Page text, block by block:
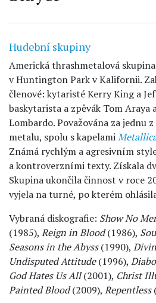
Hudební skupiny
Americká thrashmetalová
v Huntington Park v Kalifornii.
členové: kytaristé Kerry King a
baskytarista a zpěvák Tom Araya
Lombardo. Považována za jednu
metalu, spolu s kapelami
Známá rychlým a agresivním
a kontroverzními texty. Získala
Skupina ukončila činnost v roce
vyjela na turné, po kterém
Vybraná diskografie: Show No
(1985), Reign in Blood(1986),
Seasons in the Abyss(1990),
Undisputed Attitude(1996),
God Hates Us All(2001), Christ
Painted Blood(2009), Repentless